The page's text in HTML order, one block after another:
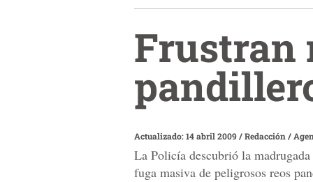
Frustran
Actualizado: 14 abril 2009/Redacción /
La Policía descubrió la
fuga masiva de peligrosos reos